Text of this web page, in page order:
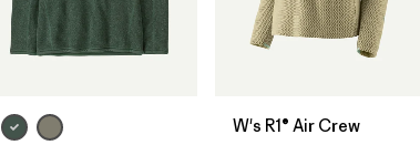
W's R1® Air Crew